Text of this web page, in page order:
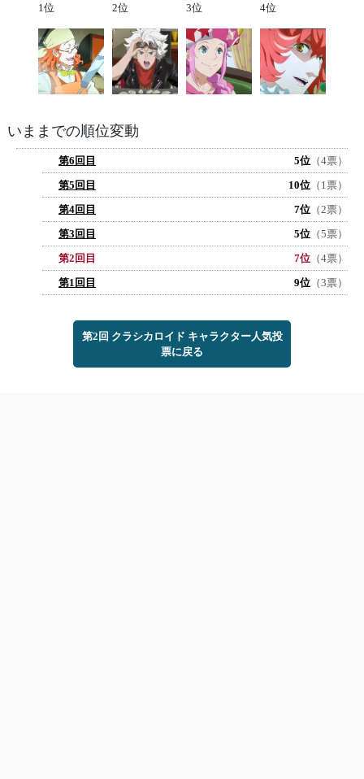
1位 2位 3位 4位
いままでの順位変動
第6回目 5位 （4票）
第5回目
10位 （1票）
第4回目
7位 （2票）
第3回目
5位 （5票）
第2回目
7位 （4票）
第1回目
9位 （3票）
第2回 クラシカロイド キャラクター人気投
票に戻る